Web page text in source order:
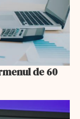
de 60